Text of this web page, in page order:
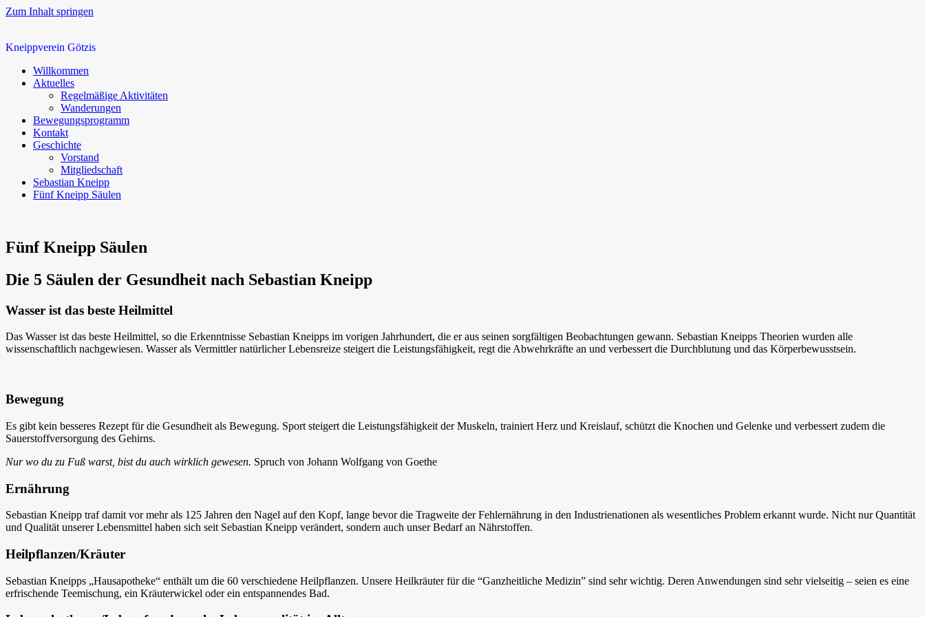
Zum Inhalt springen
Kneippverein Götzis
Willkommen
Aktuelles
Regelmäßige Aktivitäten
Wanderungen
Bewegungsprogramm
Kontakt
Geschichte
Vorstand
Mitgliedschaft
Sebastian Kneipp
Fünf Kneipp Säulen
Fünf Kneipp Säulen
Die 5 Säulen der Gesundheit nach Sebastian Kneipp
Wasser ist das beste Heilmittel
Das Wasser ist das beste Heilmittel, so die Erkenntnisse Sebastian Kneipps im vorigen Jahrhundert, die er aus seinen sorgfältigen Beobachtungen gewann. Sebastian Kneipps Theorien wurden alle
wissenschaftlich nachgewiesen. Wasser als Vermittler natürlicher Lebensreize steigert die Leistungsfähigkeit, regt die Abwehrkräfte an und verbessert die Durchblutung und das Körperbewusstsein.
Bewegung
Es gibt kein besseres Rezept für die Gesundheit als Bewegung. Sport steigert die Leistungsfähigkeit der Muskeln, trainiert Herz und Kreislauf, schützt die Knochen und Gelenke und verbessert zudem die
Sauerstoffversorgung des Gehirns.
Nur wo du zu Fuß warst, bist du auch wirklich gewesen. Spruch von Johann Wolfgang von Goethe
Ernährung
Sebastian Kneipp traf damit vor mehr als 125 Jahren den Nagel auf den Kopf, lange bevor die Tragweite der Fehlernährung in den Industrienationen als wesentliches Problem erkannt wurde. Nicht nur Quantität
und Qualität unserer Lebensmittel haben sich seit Sebastian Kneipp verändert, sondern auch unser Bedarf an Nährstoffen.
Heilpflanzen/Kräuter
Sebastian Kneipps „Hausapotheke“ enthält um die 60 verschiedene Heilpflanzen. Unsere Heilkräuter für die “Ganzheitliche Medizin” sind sehr wichtig. Deren Anwendungen sind sehr vielseitig – seien es eine
erfrischende Teemischung, ein Kräuterwickel oder ein entspannendes Bad.